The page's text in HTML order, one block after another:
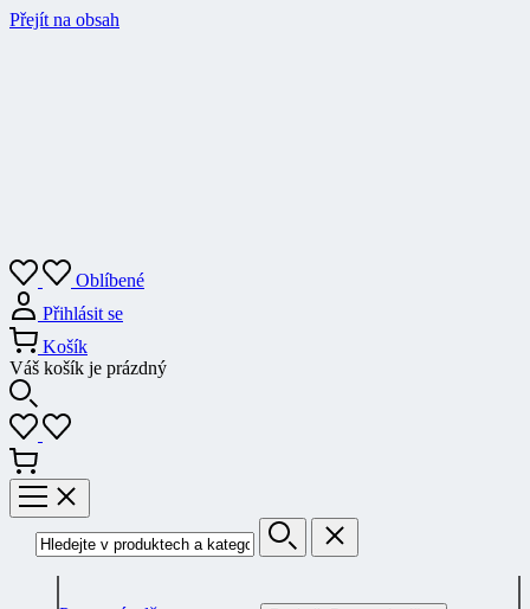
Přejít na obsah
Oblíbené
Přihlásit se
Košík
Váš košík je prázdný